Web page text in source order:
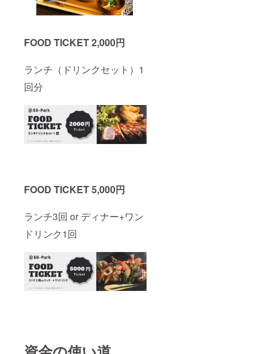
FOOD TICKET 2,000円
ランチ（ドリンクセット）1
回分
FOOD TICKET 5,000円
ランチ3回 or ディナー+ワン
ドリンク1回